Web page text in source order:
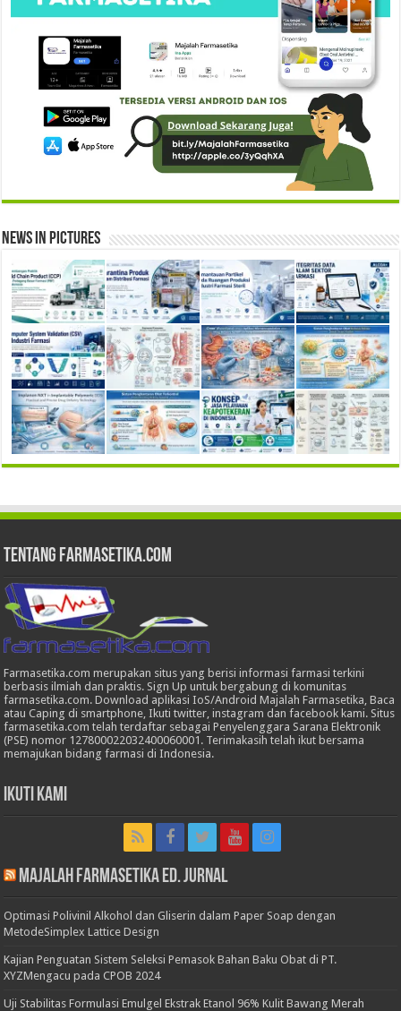
News in Pictures
Tentang Farmasetika.com
Farmasetika.com merupakan situs yang berisi informasi farmasi terkini
berbasis ilmiah dan praktis. Sign Up untuk bergabung di komunitas
farmasetika.com. Download aplikasi IoS/Android Majalah Farmasetika, Baca
atau Caping di smartphone, Ikuti twitter, instagram dan facebook kami. Situs
farmasetika.com telah terdaftar sebagai Penyelenggara Sarana Elektronik
(PSE) nomor 127800022032400060001. Terimakasih telah ikut bersama
memajukan bidang farmasi di Indonesia.
Ikuti Kami
Majalah Farmasetika Ed. Jurnal
Optimasi Polivinil Alkohol dan Gliserin dalam Paper Soap dengan
MetodeSimplex Lattice Design
Kajian Penguatan Sistem Seleksi Pemasok Bahan Baku Obat di PT.
XYZMengacu pada CPOB 2024
Uji Stabilitas Formulasi Emulgel Ekstrak Etanol 96% Kulit Bawang Merah